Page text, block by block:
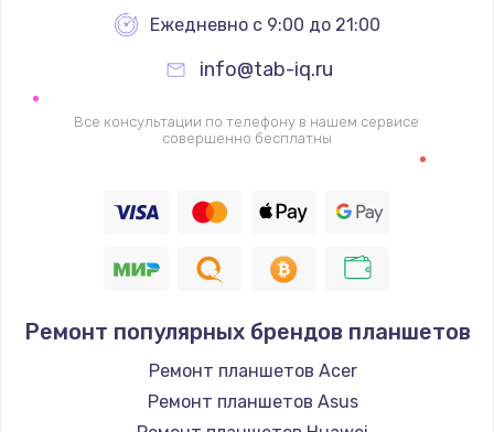
1120 руб.
Заказать
Замена видеочипа
910 руб.
Заказать
Ремонт подсветки
1150 руб.
Ежедневно с 9:00 до 21:00
info@tab-iq.ru
Все консультации по телефону в нашем сервисе
совершенно бесплатны
Ремонт популярных брендов планшетов
Ремонт планшетов Acer
Ремонт планшетов Asus